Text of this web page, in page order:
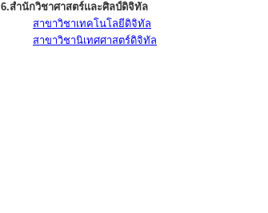
6.สำนักวิชาศาสตร์และศิลป์ดิจิทัล
สาขาวิชาเทคโนโลยีดิจิทัล
สาขาวิชานิเทศศาสตร์ดิจิทัล